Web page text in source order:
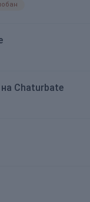
на Chaturbate